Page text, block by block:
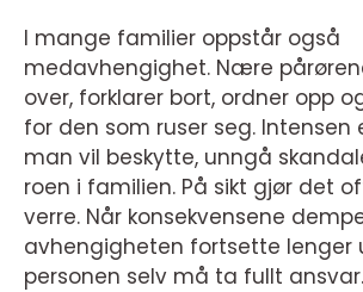
I mange familier oppstår også
medavhengighet. Nære
over, forklarer bort, ordner opp
for den som ruser seg. Intensen
man vil beskytte, unngå
roen i familien. På sikt gjør det
verre. Når konsekvensene
avhengigheten fortsette lenger
personen selv må ta fullt ansvar.